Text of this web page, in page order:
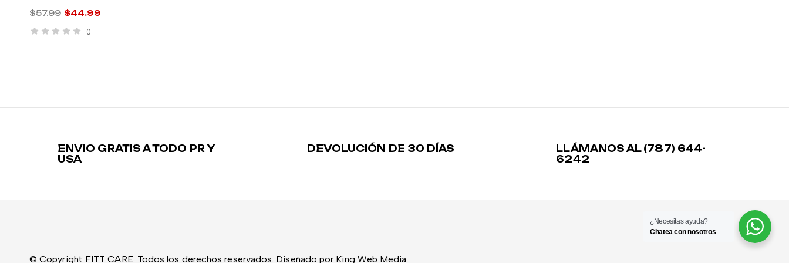
$57.99 $44.99
0
ENVIO GRATIS A TODO PR Y
USA
DEVOLUCIÓN DE 30 DÍAS
LLÁMANOS AL (787) 644-
6242
© Copyright FITT CARE. Todos los derechos reservados. Diseñado por King Web Media.
¿Necesitas ayuda?
Chatea con nosotros